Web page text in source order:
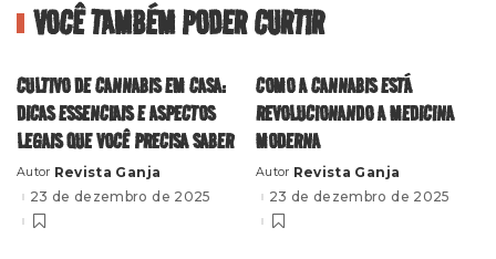
VOCÊ TAMBÉM PODER CURTIR
CULTIVO DE CANNABIS EM CASA:
DICAS ESSENCIAIS E ASPECTOS
LEGAIS QUE VOCÊ PRECISA SABER
Posted
by
Autor Revista Ganja
23 de dezembro de 2025
COMO A CANNABIS ESTÁ
REVOLUCIONANDO A MEDICINA
MODERNA
Posted
by
Autor Revista Ganja
23 de dezembro de 2025